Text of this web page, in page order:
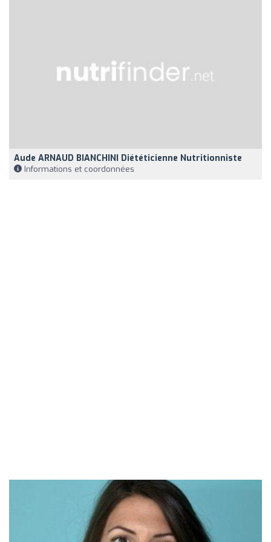
Aude ARNAUD BIANCHINI Diététicienne Nutritionniste
Informations et coordonnées